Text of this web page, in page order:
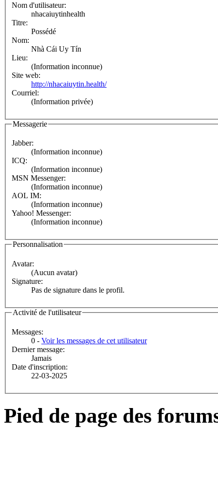
Nom d'utilisateur:
nhacaiuytinhealth
Titre:
Possédé
Nom:
Nhà Cái Uy Tín
Lieu:
(Information inconnue)
Site web:
http://nhacaiuytin.health/
Courriel:
(Information privée)
Messagerie
Jabber:
(Information inconnue)
ICQ:
(Information inconnue)
MSN Messenger:
(Information inconnue)
AOL IM:
(Information inconnue)
Yahoo! Messenger:
(Information inconnue)
Personnalisation
Avatar:
(Aucun avatar)
Signature:
Pas de signature dans le profil.
Activité de l'utilisateur
Messages:
0 - Voir les messages de cet utilisateur
Dernier message:
Jamais
Date d'inscription:
22-03-2025
Pied de page des